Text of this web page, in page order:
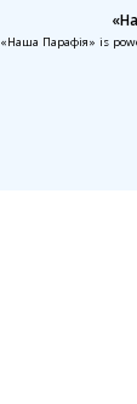
«Наша Парафія» is